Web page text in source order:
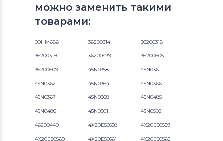
можно заменить такими
товарами:
00HM686 36200314 36200318
36200319 36200439 36200605
36200609 45N0358 45N0361
45N0362 45N0364 45N0366
45N0367 45N0368 45N0485
45N0486 45N0501 45N0502
46200440 4X20E50558 4X20E50559
4X20E50560 4X20E50561 4X20E50562